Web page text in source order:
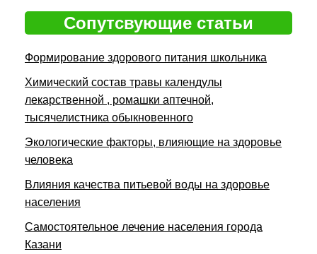
Сопутсвующие статьи
Формирование здорового питания школьника
Химический состав травы календулы
лекарственной , ромашки аптечной,
тысячелистника обыкновенного
Экологические факторы, влияющие на здоровье
человека
Влияния качества питьевой воды на здоровье
населения
Самостоятельное лечение населения города
Казани